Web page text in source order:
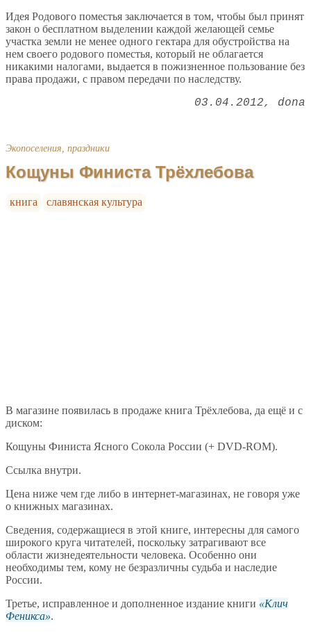
Идея Родового поместья заключается в том, чтобы был принят
закон о бесплатном выделении каждой желающей семье
участка земли не менее одного гектара для обустройства на
нем своего родового поместья, который не облагается
никакими налогами, выдается в пожизненное пользование без
права продажи, с правом передачи по наследству.
03.04.2012 dona
Экопоселения, праздники
Кощуны Финиста Трёхлебова
книга славянская культура
В магазине появилась в продаже книга Трёхлебова, да ещё и с
диском:
Кощуны Финиста Ясного Сокола России (+ DVD-ROM).
Ссылка внутри.
Цена ниже чем где либо в интернет-магазинах, не говоря уже
о книжных магазинах.
Сведения, содержащиеся в этой книге, интересны для самого
широкого круга читателей, поскольку затрагивают все
области жизнедеятельности человека. Особенно они
необходимы тем, кому не безразличны судьба и наследие
России.
Третье, исправленное и дополненное издание книги
Клич
Феникса .